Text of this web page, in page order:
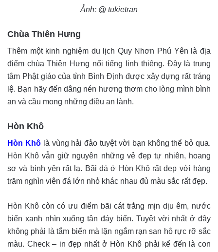
Ảnh: @ tukietran
Chùa Thiên Hưng
Thêm một kinh nghiệm du lịch Quy Nhơn Phú Yên là địa
điểm chùa Thiên Hưng nổi tiếng linh thiêng. Đây là trung
tâm Phật giáo của tỉnh Bình Định được xây dựng rất tráng
lệ. Bạn hãy đến dâng nén hương thơm cho lòng mình bình
an và cầu mong những điều an lành.
Hòn Khô
Hòn Khô là vùng hải đảo tuyệt vời bạn không thể bỏ qua.
Hòn Khô vẫn giữ nguyên những vẻ đẹp tự nhiên, hoang
sơ và bình yên rất lạ. Bãi đá ở Hòn Khô rất đẹp với hàng
trăm nghìn viên đá lớn nhỏ khác nhau đủ màu sắc rất đẹp.
Hòn Khô còn có ưu điểm bãi cát trắng mịn dịu êm, nước
biển xanh nhìn xuống tận đáy biển. Tuyệt vời nhất ở đây
không phải là tắm biển mà lặn ngắm rạn san hô rực rỡ sắc
màu. Check – in đẹp nhất ở Hòn Khô phải kể đến là con